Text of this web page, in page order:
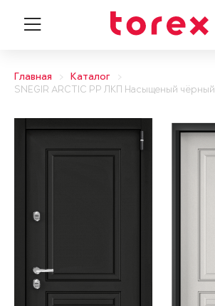
Главная
Каталог
SNEGIR ARCTIC PP ЛКП Насыщеный чёрный